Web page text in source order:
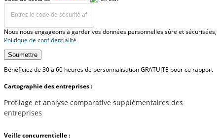
Nous nous engageons à garder vos données personnelles sûre et sécurisées,
Politique de confidentialité
Soumettre
Bénéficiez de 30 à 60 heures de personnalisation GRATUITE pour ce rapport
Cartographie des entreprises :
Profilage et analyse comparative supplémentaires des
entreprises
Veille concurrentielle :